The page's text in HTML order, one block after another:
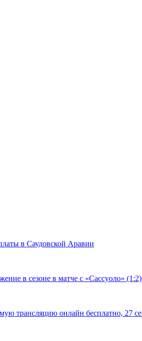
в Саудовской Аравии
в сезоне в матче с «Сассуоло»
трансляцию онлайн бесплатно, 27